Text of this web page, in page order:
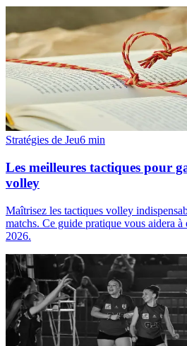
Stratégies de Jeu6 min
Les meilleures tactiques pour
volley
Maîtrisez les tactiques volley
matchs. Ce guide pratique vous aidera
2026.